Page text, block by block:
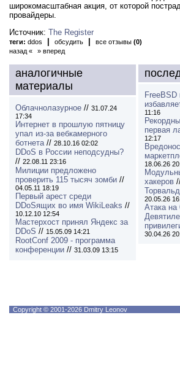
широкомасштабная акция, от которой
провайдеры.
Источник: The Register
теги: ddos обсудить все отзывы (0)
назад «
» вперед
аналогичные
материалы
Облачнолазурное // 31.07.24
17:34
Интернет в прошлую пятницу
упал из-за вебкамерного
ботнета// 28.10.16 02:02
DDoS в России неподсудны?
// 22.08.11 23:16
Милиции предложено
проверить 115 тысяч зомби //
04.05.11 18:19
Первый арест среди
DDoSящих во имя WikiLeaks //
10.12.10 12:54
Мастерхост принял Яндекс за
DDoS // 15.05.09 14:21
RootConf 2009 - программа
конференции // 31.03.09 13:15
11:16
первая
12:17
18.06.26
хакеров
20.05.26
Атака на
30.04.26
Copyright © 2001-2026 Dmitry Leonov